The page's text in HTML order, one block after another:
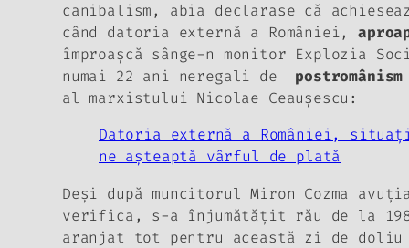
canibalism, abia declarase că
când datoria externă a României,
împroaşcă sânge-n monitor Explozia
numai 22 ani neregali de postromânism
al marxistului Nicolae Ceauşescu:
Datoria externă a României,
ne aşteaptă vârful de plată
Deşi după muncitorul Miron Cozma
verifica, s-a înjumătăţit rău de la
aranjat tot pentru această zi de doliu